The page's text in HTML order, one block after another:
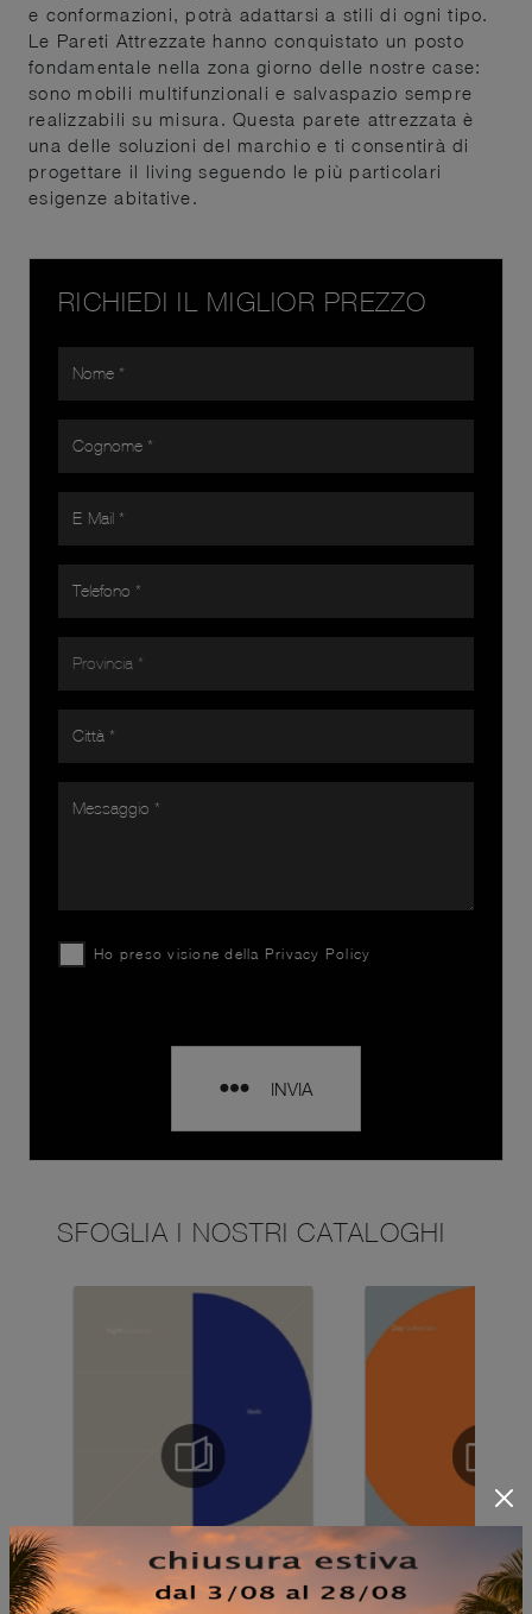
e conformazioni, potrà adattarsi a stili di ogni tipo.
Le Pareti Attrezzate hanno conquistato un posto
fondamentale nella zona giorno delle nostre case:
sono mobili multifunzionali e salvaspazio sempre
realizzabili su misura. Questa parete attrezzata è
una delle soluzioni del marchio e ti consentirà di
progettare il living seguendo le più particolari
esigenze abitative.
RICHIEDI IL MIGLIOR PREZZO
Ho preso visione della Privacy Policy
INVIA
SFOGLIA I NOSTRI CATALOGHI